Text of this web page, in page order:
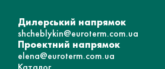
Дилерський напрямок
shcheblykin@euroterm.com.ua
Проектний напрямок
elena@euroterm.com.ua